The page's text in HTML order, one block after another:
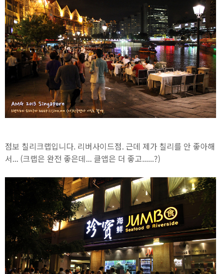
점보 칠리크랩입니다. 리버사이드점. 근데 제가 칠리를 안 좋아해
서... (크랩은 완전 좋은데... 클앱은 더 좋고......?)